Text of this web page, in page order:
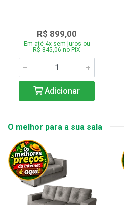
R$ 899,00
Em até 4x sem juros ou
R$ 845,06 no PIX
Adicionar
O melhor para a sua sala